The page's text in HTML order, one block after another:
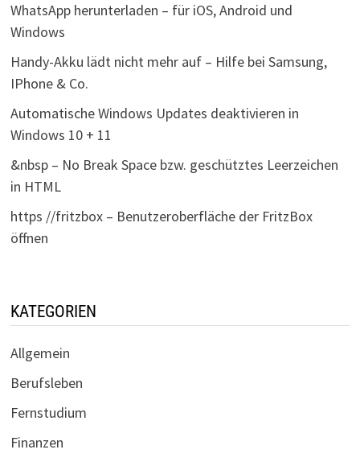
WhatsApp herunterladen – für iOS, Android und
Windows
Handy-Akku lädt nicht mehr auf – Hilfe bei Samsung,
IPhone & Co.
Automatische Windows Updates deaktivieren in
Windows 10 + 11
&nbsp – No Break Space bzw. geschütztes Leerzeichen
in HTML
https //fritzbox – Benutzeroberfläche der FritzBox
öffnen
KATEGORIEN
Allgemein
Berufsleben
Fernstudium
Finanzen